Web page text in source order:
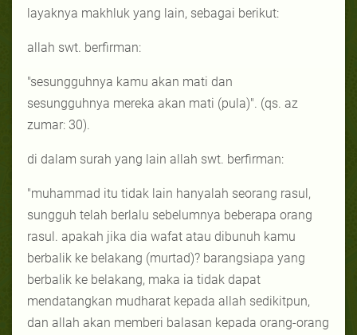
layaknya makhluk yang lain, sebagai berikut:
allah swt. berfirman:
"sesungguhnya kamu akan mati dan
sesungguhnya mereka akan mati (pula)". (qs. az
zumar: 30).
di dalam surah yang lain allah swt. berfirman:
"muhammad itu tidak lain hanyalah seorang rasul,
sungguh telah berlalu sebelumnya beberapa orang
rasul. apakah jika dia wafat atau dibunuh kamu
berbalik ke belakang (murtad)? barangsiapa yang
berbalik ke belakang, maka ia tidak dapat
mendatangkan mudharat kepada allah sedikitpun,
dan allah akan memberi balasan kepada orang-orang